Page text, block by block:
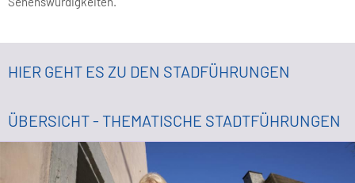
HIER GEHT ES ZU DEN STADFÜHRUNGEN
ÜBERSICHT - THEMATISCHE STADTFÜHRUNGEN